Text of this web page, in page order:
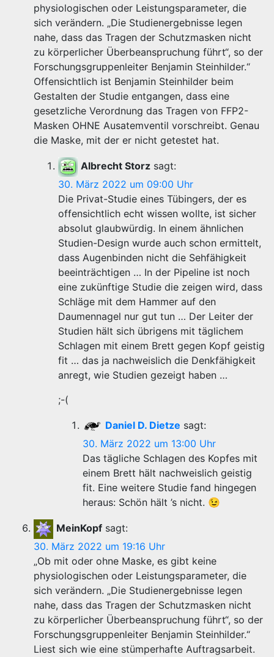
physiologischen oder Leistungsparameter, die
sich verändern. „Die Studienergebnisse legen
nahe, dass das Tragen der Schutzmasken nicht
zu körperlicher Überbeanspruchung führt“, so der
Forschungsgruppenleiter Benjamin Steinhilder.“
Offensichtlich ist Benjamin Steinhilder beim
Gestalten der Studie entgangen, dass eine
gesetzliche Verordnung das Tragen von FFP2-
Masken OHNE Ausatemventil vorschreibt. Genau
die Maske, mit der er nicht getestet hat.
Albrecht Storz sagt:
30. März 2022 um 09:00 Uhr
Die Privat-Studie eines Tübingers, der es
offensichtlich echt wissen wollte, ist sicher
absolut glaubwürdig. In einem ähnlichen
Studien-Design wurde auch schon ermittelt,
dass Augenbinden nicht die Sehfähigkeit
beeinträchtigen … In der Pipeline ist noch
eine zukünftige Studie die zeigen wird, dass
Schläge mit dem Hammer auf den
Daumennagel nur gut tun … Der Leiter der
Studien hält sich übrigens mit täglichem
Schlagen mit einem Brett gegen Kopf geistig
fit … das ja nachweislich die Denkfähigkeit
anregt, wie Studien gezeigt haben …
;-(
Daniel D. Dietze sagt:
30. März 2022 um 13:00 Uhr
Das tägliche Schlagen des Kopfes mit
einem Brett hält nachweislich geistig
fit. Eine weitere Studie fand hingegen
heraus: Schön hält ’s nicht. 😉
MeinKopf sagt:
30. März 2022 um 19:16 Uhr
„Ob mit oder ohne Maske, es gibt keine
physiologischen oder Leistungsparameter, die
sich verändern. „Die Studienergebnisse legen
nahe, dass das Tragen der Schutzmasken nicht
zu körperlicher Überbeanspruchung führt“, so der
Forschungsgruppenleiter Benjamin Steinhilder.“
Liest sich wie eine stümperhafte Auftragsarbeit.